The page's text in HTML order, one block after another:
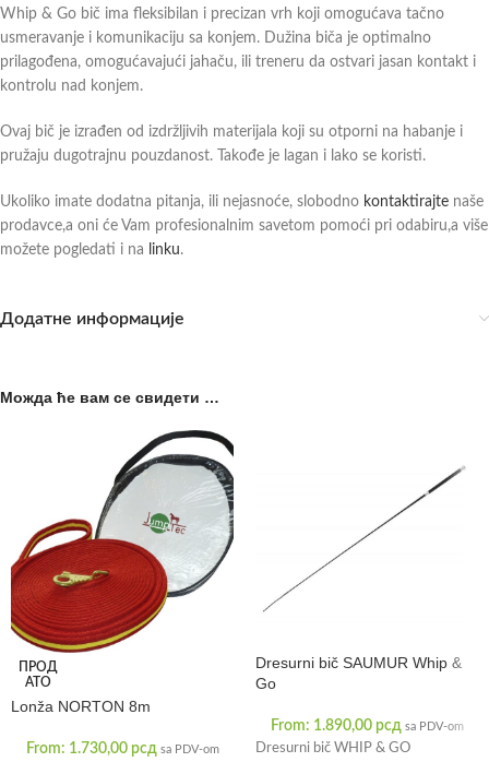
Whip & Go bič ima fleksibilan i precizan vrh koji omogućava tačno
usmeravanje i komunikaciju sa konjem. Dužina biča je optimalno
prilagođena, omogućavajući jahaču, ili treneru da ostvari jasan kontakt i
kontrolu nad konjem.
Ovaj bič je izrađen od izdržljivih materijala koji su otporni na habanje i
pružaju dugotrajnu pouzdanost. Takođe je lagan i lako se koristi.
Ukoliko imate dodatna pitanja, ili nejasnoće, slobodno kontaktirajte naše
prodavce,a oni će Vam profesionalnim savetom pomoći pri odabiru,a više
možete pogledati i na
linku.
Додатне информације
Можда ће вам се свидети …
ПРОД
АТО
Lonža NORTON 8m
From: 1.730,00 рсд sa PDV-om
Dresurni bič SAUMUR Whip &
Go
From: 1.890,00 рсд sa PDV-om
Dresurni bič WHIP & GO